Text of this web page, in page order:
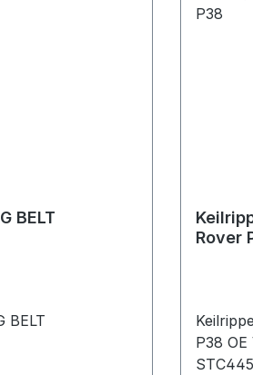
BELT
BELT
Rover
P38